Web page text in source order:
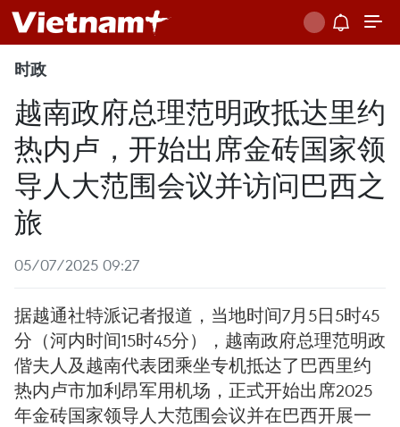
时政
越南政府总理范明政抵达里约
热内卢，开始出席金砖国家领
导人大范围会议并访问巴西之
旅
05/07/2025 09:27
据越通社特派记者报道，当地时间7月5日5时45
分（河内时间15时45分），越南政府总理范明政
偕夫人及越南代表团乘坐专机抵达了巴西里约
热内卢市加利昂军用机场，正式开始出席2025
年金砖国家领导人大范围会议并在巴西开展一